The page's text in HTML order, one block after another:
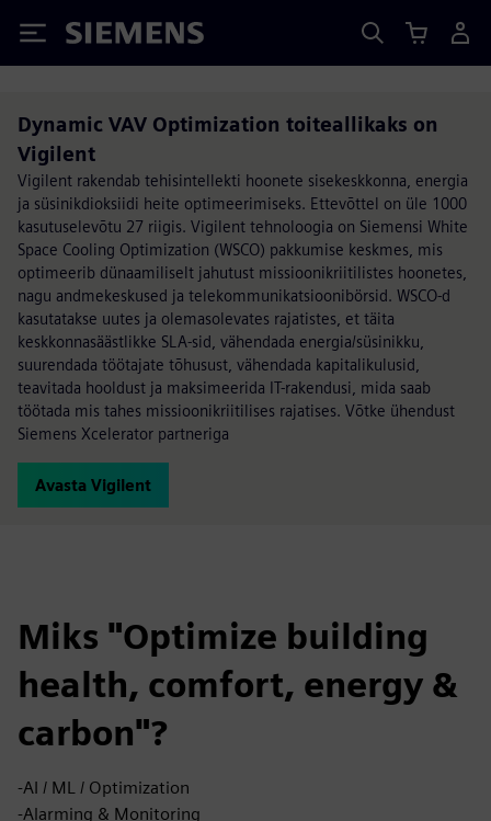
Siemens
Dynamic VAV Optimization toiteallikaks on
Vigilent
Vigilent rakendab tehisintellekti hoonete sisekeskkonna, energia
ja süsinikdioksiidi heite optimeerimiseks. Ettevõttel on üle 1000
kasutuselevõtu 27 riigis. Vigilent tehnoloogia on Siemensi White
Space Cooling Optimization (WSCO) pakkumise keskmes, mis
optimeerib dünaamiliselt jahutust missioonikriitilistes hoonetes,
nagu andmekeskused ja telekommunikatsioonibörsid. WSCO-d
kasutatakse uutes ja olemasolevates rajatistes, et täita
keskkonnasäästlikke SLA-sid, vähendada energia/süsinikku,
suurendada töötajate tõhusust, vähendada kapitalikulusid,
teavitada hooldust ja maksimeerida IT-rakendusi, mida saab
töötada mis tahes missioonikriitilises rajatises. Võtke ühendust
Siemens Xcelerator partneriga
Avasta Vigilent
Miks "Optimize building
health, comfort, energy &
carbon"?
-AI / ML / Optimization
-Alarming & Monitoring